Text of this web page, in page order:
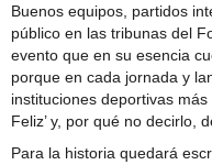
Buenos equipos, partidos
público en las tribunas del
evento que en su esencia
porque en cada jornada y
instituciones deportivas
Feliz’ y, por qué no decirlo,
Para la historia quedará